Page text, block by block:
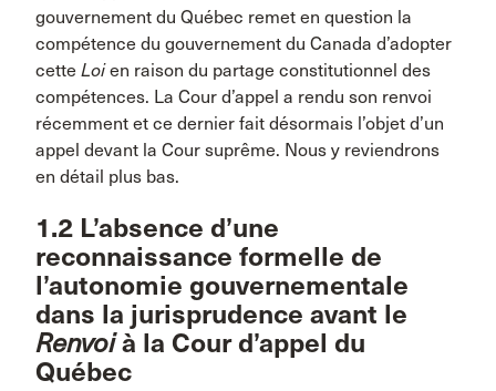
gouvernement du Québec remet en question la
compétence du gouvernement du Canada d’adopter
cette Loien raison du partage constitutionnel des
compétences. La Cour d’appel a rendu son renvoi
récemment et ce dernier fait désormais l’objet d’un
appel devant la Cour suprême. Nous y reviendrons
en détail plus bas.
1.2 L’absence d’une
reconnaissance formelle de
l’autonomie gouvernementale
dans la jurisprudence avant le
Renvoià la Cour d’appel du
Québec